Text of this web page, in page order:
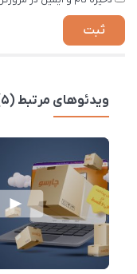
ویدئوهای مرتبط (5)